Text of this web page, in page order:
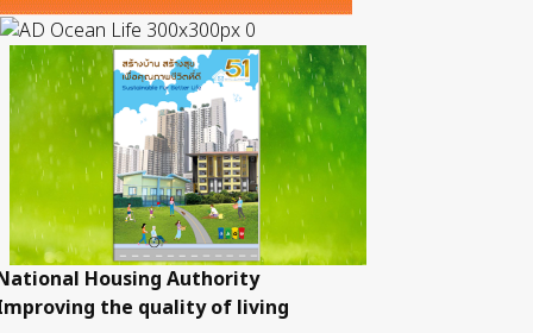
Housing Authority
the quality of living